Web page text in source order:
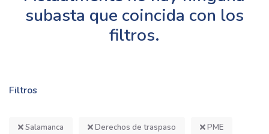
Filtros
Salamanca Derechos de traspaso PME
subasta que coincida con los
filtros.